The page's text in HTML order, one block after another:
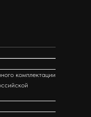
комплектации